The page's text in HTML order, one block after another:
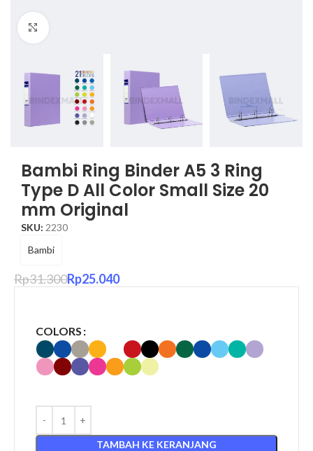
Bambi Ring Binder A5 3 Ring
Type D All Color Small Size 20
mm Original
SKU: 2230
Bambi
Rp31.300Rp25.040
COLORS
TAMBAH KE KERANJANG